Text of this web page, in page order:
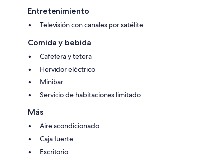
Entretenimiento
Televisión con canales por satélite
Comida y bebida
Cafetera y tetera
Hervidor eléctrico
Minibar
Servicio de habitaciones limitado
Más
Aire acondicionado
Caja fuerte
Escritorio